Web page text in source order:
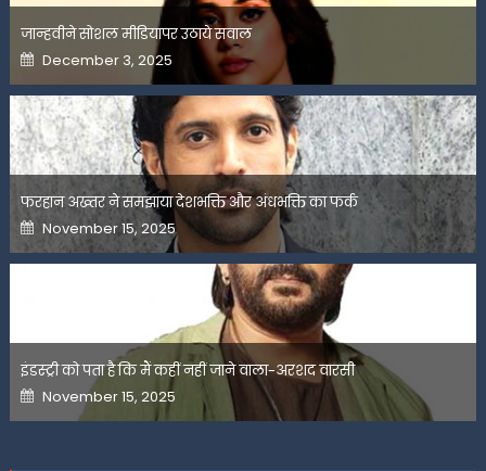
जान्हवीने सोशल मीडियापर उठाये सवाल
Posted
on
December 3, 2025
फरहान अख्तर ने समझाया देशभक्ति और अंधभक्ति का फर्क
Posted
on
November 15, 2025
इंडस्ट्री को पता है कि मैं कहीं नहीं जाने वाला-अरशद वारसी
Posted
on
November 15, 2025